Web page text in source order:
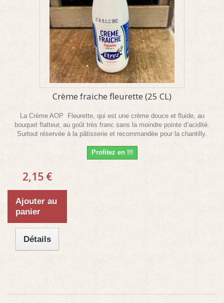
Crème fraiche fleurette (25 CL)
La Crème AOP Fleurette, qui est une crème douce et fluide, au
bouquet flatteur, au goût très franc sans la moindre pointe d’acidité.
Surtout réservée à la pâtisserie et recommandée pour la chantilly.
Profitez en !!!
2,15 €
Ajouter au
panier
Détails